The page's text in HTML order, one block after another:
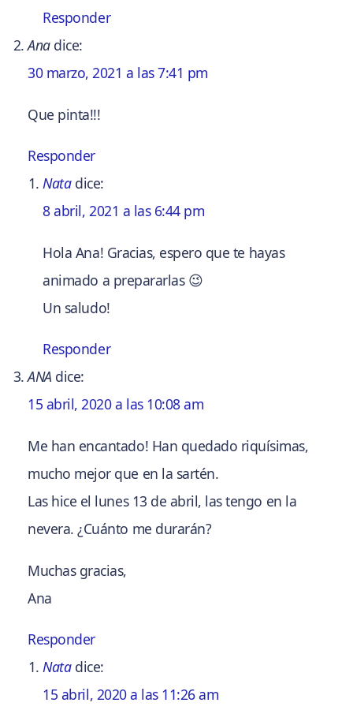
Responder
Ana dice:
30 marzo, 2021 a las 7:41 pm
Que pinta!!!
Responder
Nata dice:
8 abril, 2021 a las 6:44 pm
Hola Ana! Gracias, espero que te hayas
animado a prepararlas 😉
Un saludo!
Responder
ANA dice:
15 abril, 2020 a las 10:08 am
Me han encantado! Han quedado riquísimas,
mucho mejor que en la sartén.
Las hice el lunes 13 de abril, las tengo en la
nevera. ¿Cuánto me durarán?
Muchas gracias,
Ana
Responder
Nata dice:
15 abril, 2020 a las 11:26 am